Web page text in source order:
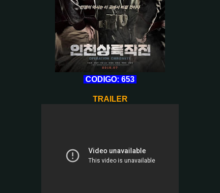
CODIGO: 653
TRAILER